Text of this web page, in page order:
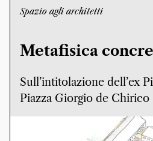
Spazio agli architetti
Metafisica
Sull’intitolazione dell’ex
Piazza Giorgio de Chirico